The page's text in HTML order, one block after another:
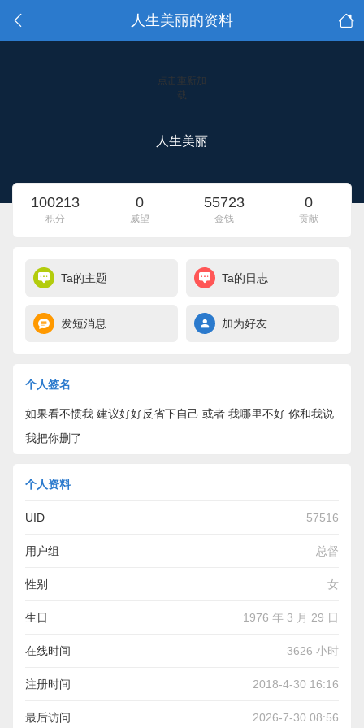
人生美丽的资料
点击重新加
载
人生美丽
100213
积分
0
威望
55723
金钱
0
贡献
Ta的主题 Ta的日志
发短消息 加为好友
个人签名
如果看不惯我 建议好好反省下自己 或者 我哪里不好 你和我说
我把你删了
个人资料
UID 57516
用户组 总督
性别 女
生日 1976 年 3 月 29 日
在线时间 3626 小时
注册时间 2018-4-30 16:16
最后访问 2026-7-30 08:56